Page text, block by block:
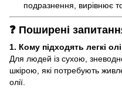
подразнення, вирівнює
❓ Поширені
1. Кому підходять легкі
Для людей із сухою,
шкірою, які потребують
олії.